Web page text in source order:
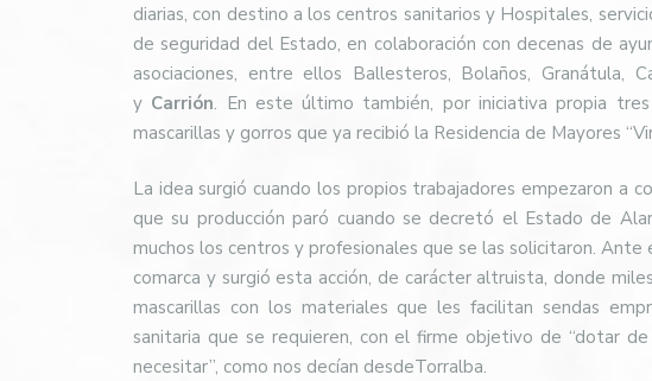
diarias, con destino a los centros sanitarios y Hospitales,
de seguridad del Estado, en colaboración con decenas de
asociaciones, entre ellos Ballesteros, Bolaños, Granátula,
y Carrión. En este último también, por iniciativa propia tres
mascarillas y gorros que ya recibió la Residencia de Mayores
La idea surgió cuando los propios trabajadores empezaron a
que su producción paró cuando se decretó el Estado de
muchos los centros y profesionales que se las solicitaron.
comarca y surgió esta acción, de carácter altruista, donde
mascarillas con los materiales que les facilitan sendas
sanitaria que se requieren, con el firme objetivo de “dotar
necesitar”, como nos decían desdeTorralba.